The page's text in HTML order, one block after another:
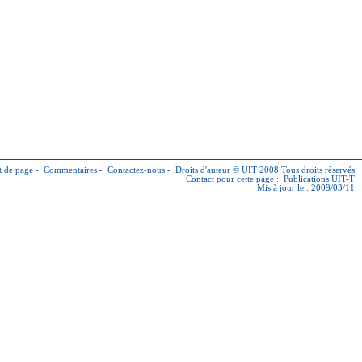
de page - Commentaires - Contactez-nous - Droits d'auteur © UIT 2008 Tous droits réservés
Contact pour cette page : Publications UIT-T
Mis à jour le : 2009/03/11